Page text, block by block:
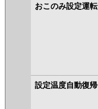
おこのみ設定運転
設定温度自動復帰